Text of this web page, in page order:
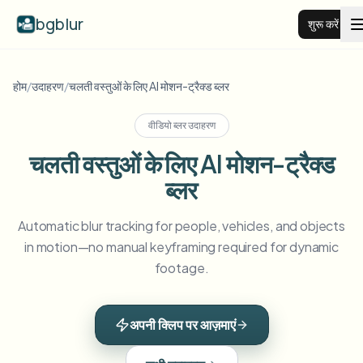
bgblur शुरू करें
वीडियो बैकग्राउंड ब्लर
सभी उदाहरण देखें
लाइसेंस प्लेट ब्लर
फीचर्स
Browse every blur tool in one place
होम/उदाहरण/चलती वस्तुओं के लिए AI मोशन-ट्रैक्ड ब्लर
वीडियो ब्लर उदाहरण
चलती वस्तुओं के लिए AI मोशन-ट्रैक्ड
ब्लर
Automatic blur tracking for people, vehicles, and objects
in motion—no manual keyframing required for dynamic
footage.
अपनी क्लिप पर आज़माएं